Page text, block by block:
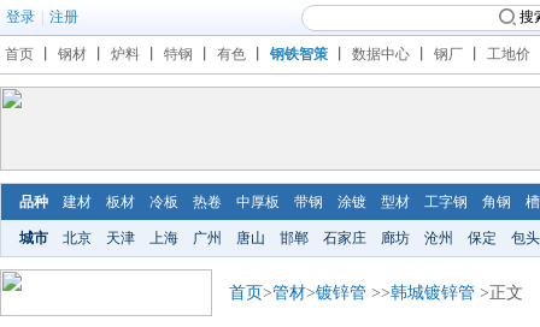
登录 注册 搜
首页 钢材 炉料 特钢 有色 钢铁智策 数据中心 钢厂 工地价
品种 建材 板材 冷板 热卷 中厚板 带钢 涂镀 型材 工字钢 角钢
城市 北京 天津 上海 广州 唐山 邯郸 石家庄 廊坊 沧州 保定 包头
首页>管材>镀锌管 >>韩城镀锌管 >正文